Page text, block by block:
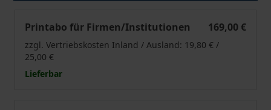
Printabo für Firmen/Institutionen
169,00 €
zzgl. Vertriebskosten Inland / Ausland: 19,80 € /
25,00 €
Lieferbar